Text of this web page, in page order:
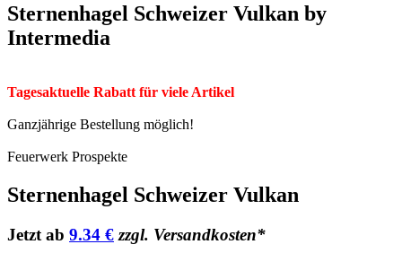
Sternenhagel Schweizer Vulkan by
Intermedia
Tagesaktuelle Rabatt für viele Artikel
Ganzjährige Bestellung möglich!
Feuerwerk Prospekte
Sternenhagel Schweizer Vulkan
Jetzt ab 9.34 € zzgl. Versandkosten*